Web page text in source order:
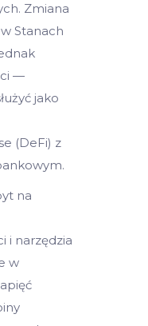
Zmiana
Stanach
—
jako
(DeFi) z
na
i narzędzia
w